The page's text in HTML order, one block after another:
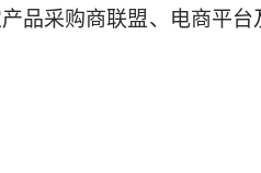
品采购商联盟、电商平